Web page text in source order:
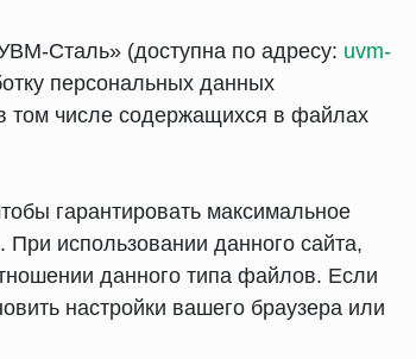
Сталь» (доступна по адресу: uvm-
персональных данных
том числе содержащихся в файлах
гарантировать максимальное
использовании данного сайта,
данного типа файлов. Если
настройки вашего браузера или